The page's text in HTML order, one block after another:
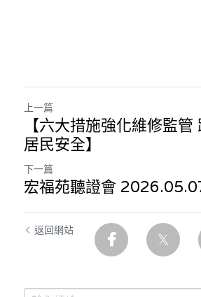
上一篇
【六大措施強化維修監
居民安全】
下一篇
宏福苑聽證會
返回網站